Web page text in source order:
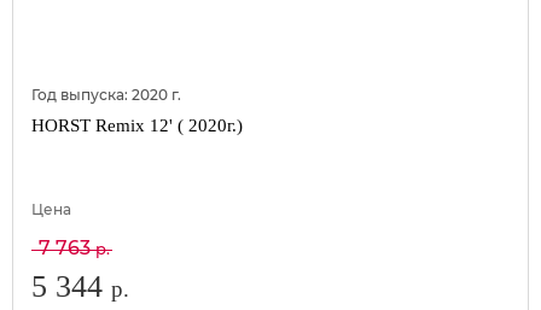
Год выпуска: 2020 г.
HORST Remix 12' ( 2020г.)
Цена
7 763р.
5 344 р.